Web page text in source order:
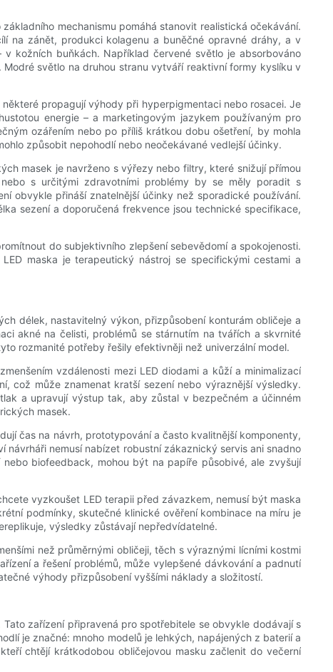
mechanismu pomáhá stanovit realistická očekávání.
na zánět, produkci kolagenu a buněčné opravné dráhy, a v
kožních buňkách. Například červené světlo je absorbováno
světlo na druhou stranu vytváří reaktivní formy kyslíku v
propagují výhody při hyperpigmentaci nebo rosacei. Je
energie – a marketingovým jazykem používaným pro
ozářením nebo po příliš krátkou dobu ošetření, by mohla
způsobit nepohodlí nebo neočekávané vedlejší účinky.
masek je navrženo s výřezy nebo filtry, které snižují přímou
s určitými zdravotními problémy by se měly poradit s
obvykle přináší znatelnější účinky než sporadické používání.
sezení a doporučená frekvence jsou technické specifikace,
do subjektivního zlepšení sebevědomí a spokojenosti.
maska ​​je terapeutický nástroj se specifickými cestami a
délek, nastavitelný výkon, přizpůsobení konturám obličeje a
akné na čelisti, problémů se stárnutím na tvářích a skvrnité
rozmanité potřeby řešily efektivněji než univerzální model.
vzdálenosti mezi LED diodami a kůží a minimalizací
což může znamenat kratší sezení nebo výraznější výsledky.
a upravují výstup tak, aby zůstal v bezpečném a účinném
masek.
čas na návrh, prototypování a často kvalitnější komponenty,
nemusí nabízet robustní zákaznický servis ani snadno
biofeedback, mohou být na papíře působivé, ale zvyšují
vyzkoušet LED terapii před závazkem, nemusí být maska
podmínky, skutečné klinické ověření kombinace na míru je
výsledky zůstávají nepředvídatelné.
než průměrnými obličeji, těch s výraznými lícními kostmi
a řešení problémů, může vylepšené dávkování a padnutí
výhody přizpůsobení vyššími náklady a složitostí.
zařízení připravená pro spotřebitele se obvykle dodávají s
je značné: mnoho modelů je lehkých, napájených z baterií a
chtějí krátkodobou obličejovou masku začlenit do večerní